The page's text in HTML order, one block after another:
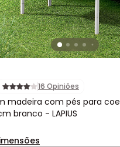
16 Opiniões
madeira com pés para
branco - LAPIUS